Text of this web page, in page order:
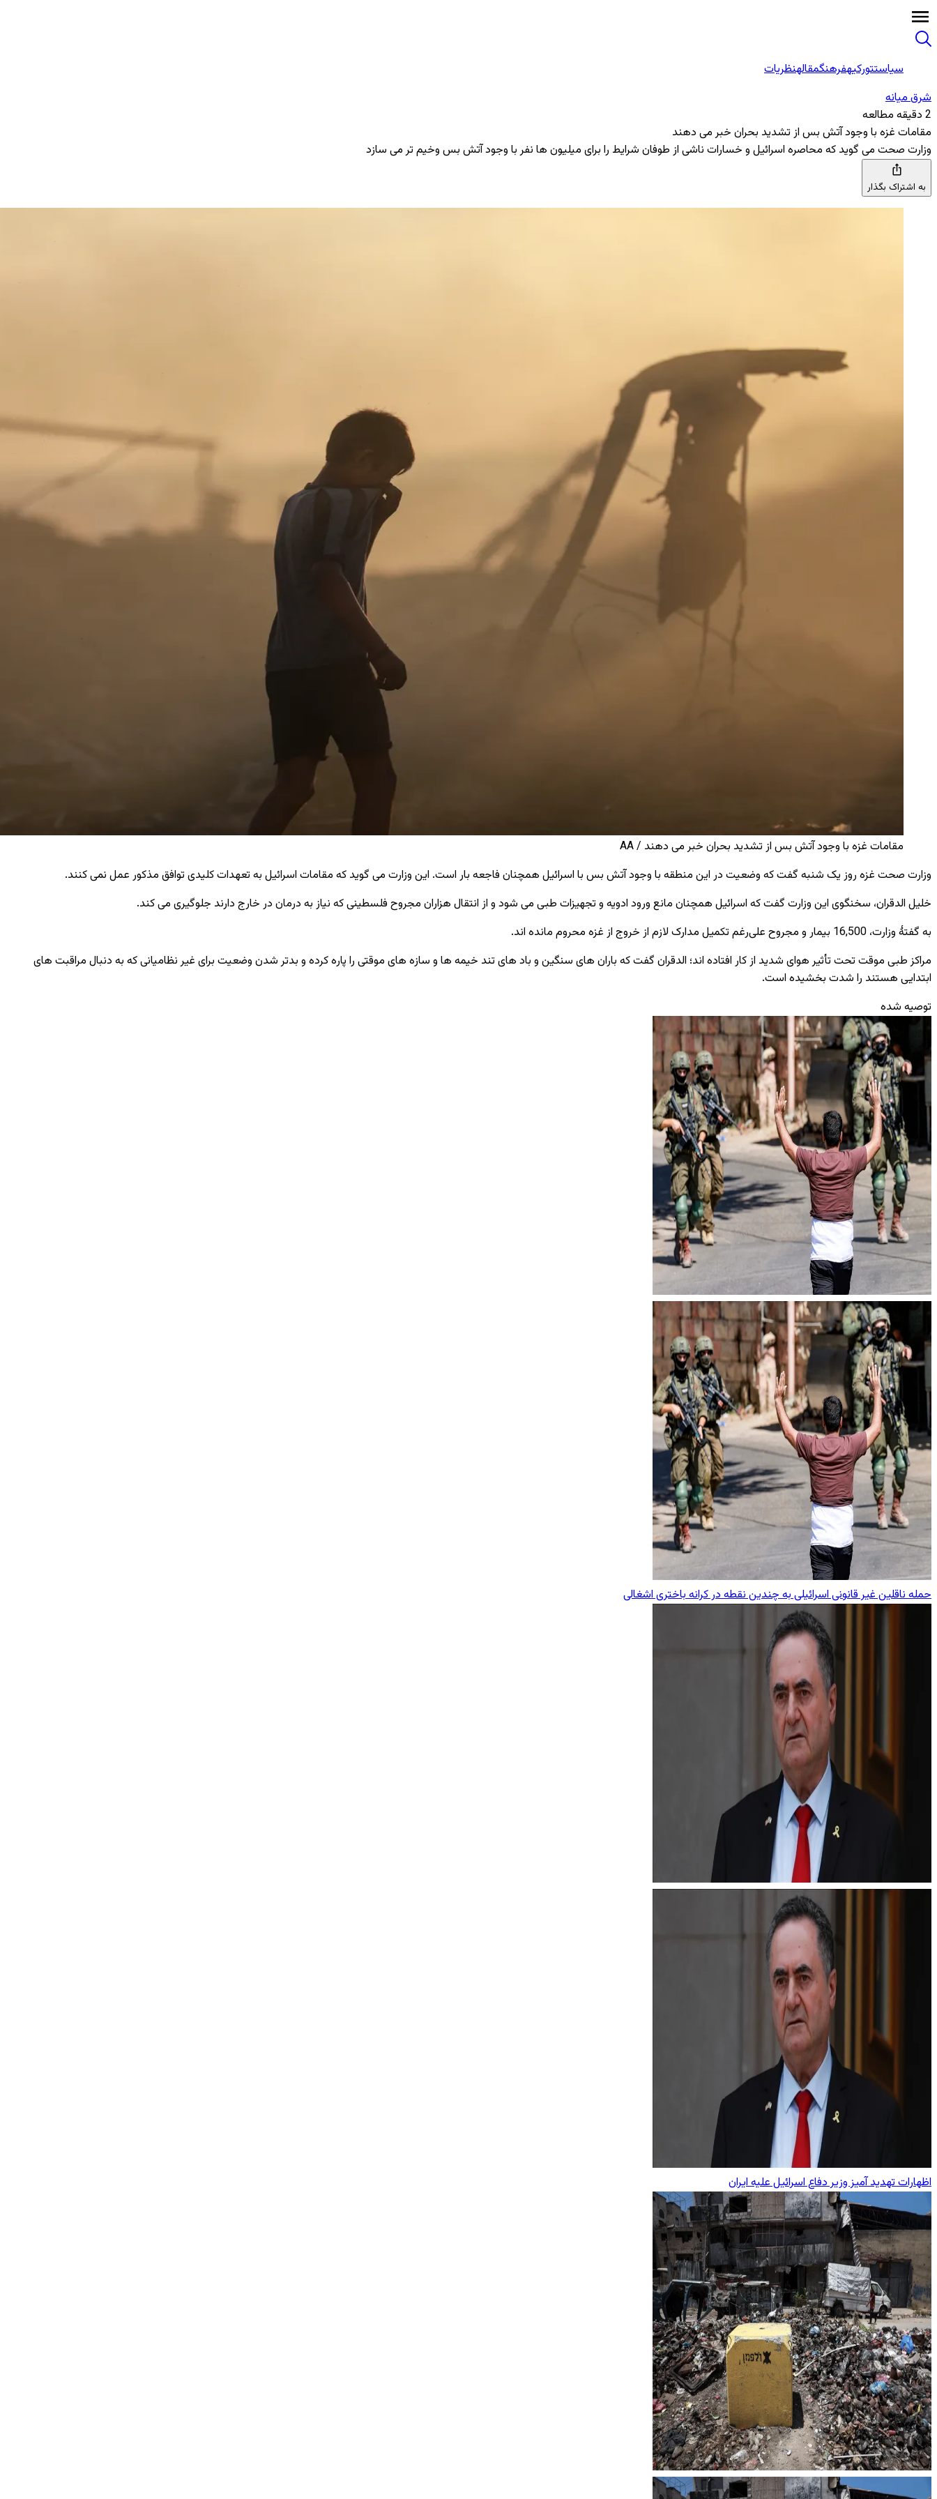
سیاستتورکیهفرهنگمقالهنظریات
شرق میانه
2 دقیقه مطالعه
مقامات غزه با وجود آتش ‌بس از تشدید بحران خبر می دهند
وزارت صحت می ‌گوید که محاصره اسرائیل و خسارات ناشی از طوفان شرایط را برای میلیون‌ ها نفر با وجود آتش ‌بس وخیم ‌تر می ‌سازد
به اشتراک بگذار
مقامات غزه با وجود آتش ‌بس از تشدید بحران خبر می دهند / AA
وزارت صحت غزه روز یک‌ شنبه گفت که وضعیت در این منطقه با وجود آتش ‌بس با اسرائیل همچنان فاجعه ‌بار است. این وزارت می گوید که مقامات اسرائیل به تعهدات کلیدی توافق مذکور عمل نمی ‌کنند.
خلیل الدقران، سخنگوی این وزارت گفت که اسرائیل همچنان مانع ورود ادویه و تجهیزات طبی می‌ شود و از انتقال هزاران مجروح فلسطینی که نیاز به درمان در خارج دارند جلوگیری می ‌کند.
به گفتهٔ وزارت، 16,500 بیمار و مجروح علی‌رغم تکمیل مدارک لازم از خروج از غزه محروم مانده ‌اند.
مراکز طبی موقت تحت تأثیر هوای شدید از کار افتاده‌ اند؛ الدقران گفت که باران‌ های سنگین و باد های تند خیمه ها و سازه‌ های موقتی را پاره کرده و بدتر شدن وضعیت برای غیر نظامیانی که به دنبال مراقبت‌ های
ابتدایی هستند را شدت بخشیده است.
توصیه شده
حمله ناقلین غیر قانونی اسرائیلی به چندین نقطه در کرانه باختری اشغالی
اظهارات تهدید آمیز وزیر دفاع اسرائیل علیه ایران